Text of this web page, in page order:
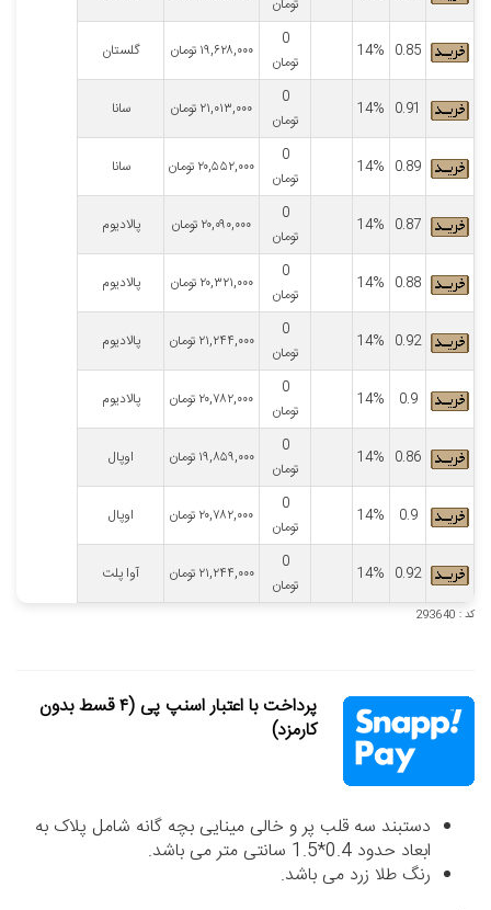
تومان
0.85
14%
0
تومان
۱۹,۶۲۸,۰۰۰ تومان گلستان
0.91
14%
0
تومان
۲۱,۰۱۳,۰۰۰ تومان سانا
0.89
14%
0
تومان
۲۰,۵۵۲,۰۰۰ تومان سانا
0.87
14%
0
تومان
۲۰,۰۹۰,۰۰۰ تومان پالادیوم
0.88
14%
0
تومان
۲۰,۳۲۱,۰۰۰ تومان پالادیوم
0.92
14%
0
تومان
۲۱,۲۴۴,۰۰۰ تومان پالادیوم
0.9
14%
0
تومان
۲۰,۷۸۲,۰۰۰ تومان پالادیوم
0.86
14%
0
تومان
۱۹,۸۵۹,۰۰۰ تومان اوپال
0.9
14%
0
تومان
۲۰,۷۸۲,۰۰۰ تومان اوپال
0.92
14%
0
تومان
۲۱,۲۴۴,۰۰۰ تومان آوا پلت
کد : 293640
پرداخت با اعتبار اسنپ پی (۴ قسط بدون
کارمزد)
دستبند سه قلب پر و خالی مینایی بچه گانه شامل پلاک به
ابعاد حدود 0.4*1.5 سانتی متر می باشد.
رنگ طلا زرد می باشد.